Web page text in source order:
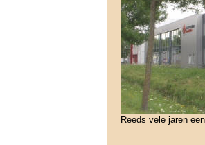
Reeds vele jaren